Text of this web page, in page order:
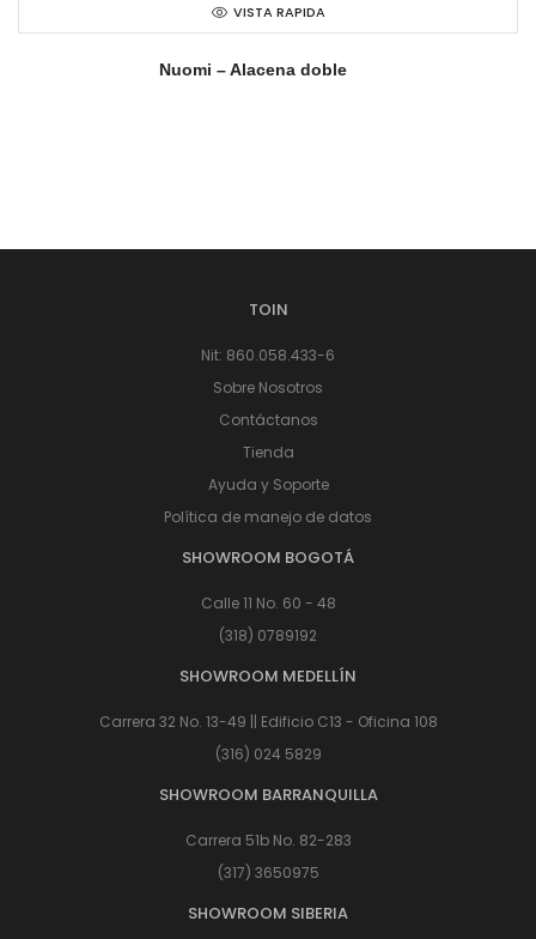
VISTA RAPIDA
Nuomi – Alacena doble
TOIN
Nit: 860.058.433-6
Sobre Nosotros
Contáctanos
Tienda
Ayuda y Soporte
Política de manejo de datos
SHOWROOM BOGOTÁ
Calle 11 No. 60 - 48
(318) 0789192
SHOWROOM MEDELLÍN
Carrera 32 No. 13-49 || Edificio C13 - Oficina 108
(316) 024 5829
SHOWROOM BARRANQUILLA
Carrera 51b No. 82-283
(317) 3650975
SHOWROOM SIBERIA